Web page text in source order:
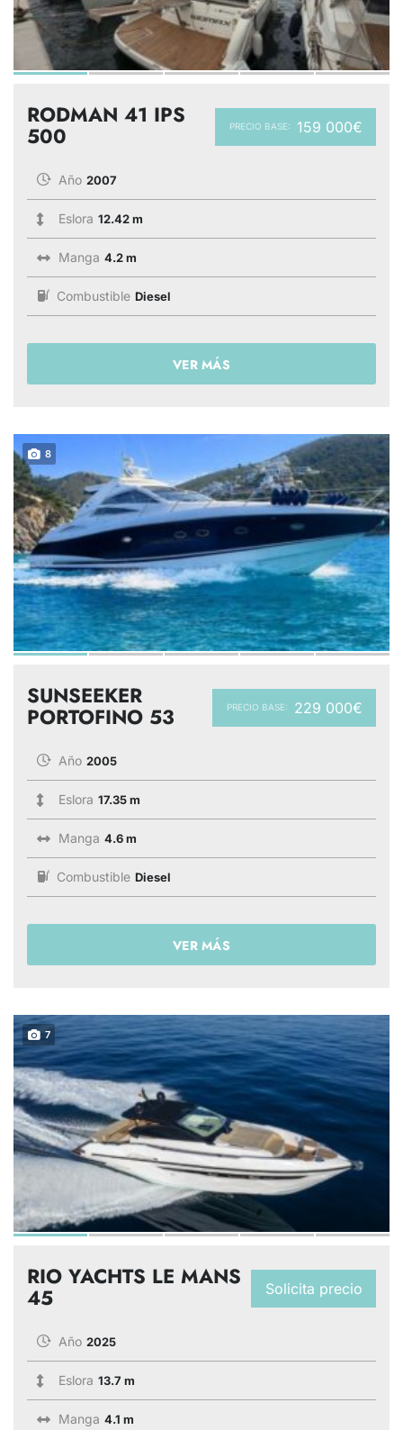
PRECIO BASE: 159 000€
RODMAN 41 IPS
500
Año 2007
Eslora 12.42 m
Manga 4.2 m
Combustible Diesel
VER MÁS
8
PRECIO BASE: 229 000€
SUNSEEKER
PORTOFINO 53
Año 2005
Eslora 17.35 m
Manga 4.6 m
Combustible Diesel
VER MÁS
7
Solicita precio
RIO YACHTS LE MANS
45
Año 2025
Eslora 13.7 m
Manga 4.1 m